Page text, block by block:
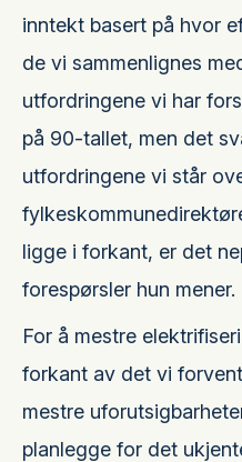
inntekt basert på hvor
de vi sammenlignes
utfordringene vi har
på 90-tallet, men det
utfordringene vi står
ligge i forkant, er det
forespørsler hun mener.
For å mestre
forkant av det vi
mestre
planlegge for det